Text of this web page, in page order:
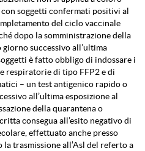
soggetti confermati positivi al
del ciclo vaccinale
dopo la somministrazione della
successivo all’ultima
è fatto obbligo di indossare i
respiratorie di tipo FFP2 e di
– un test antigenico rapido o
all’ultima esposizione al
della quarantena o
consegua all’esito negativo di
effettuato anche presso
trasmissione all’Asl del referto a